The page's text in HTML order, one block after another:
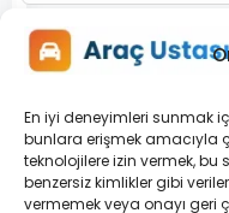
En iyi deneyimleri sunmak
bunlara erişmek amacıyla
teknolojilere izin vermek, bu
benzersiz kimlikler gibi
vermemek veya onayı geri
Adınız *
E-posta *